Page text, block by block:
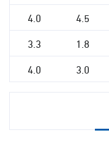
4.5
4.0
1.8
3.3
3.0
4.0